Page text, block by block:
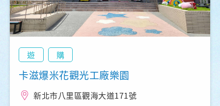
遊 購
卡滋爆米花觀光工廠樂園
新北市八里區觀海大道171號